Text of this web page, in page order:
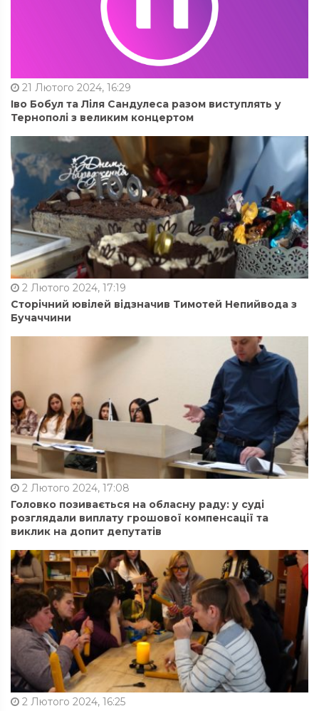
21 Лютого 2024, 16:29
Іво Бобул та Ліля Сандулеса разом виступлять у
Тернополі з великим концертом
2 Лютого 2024, 17:19
Сторічний ювілей відзначив Тимотей Непийвода з
Бучаччини
2 Лютого 2024, 17:08
Головко позивається на обласну раду: у суді
розглядали виплату грошової компенсації та
виклик на допит депутатів
2 Лютого 2024, 16:25